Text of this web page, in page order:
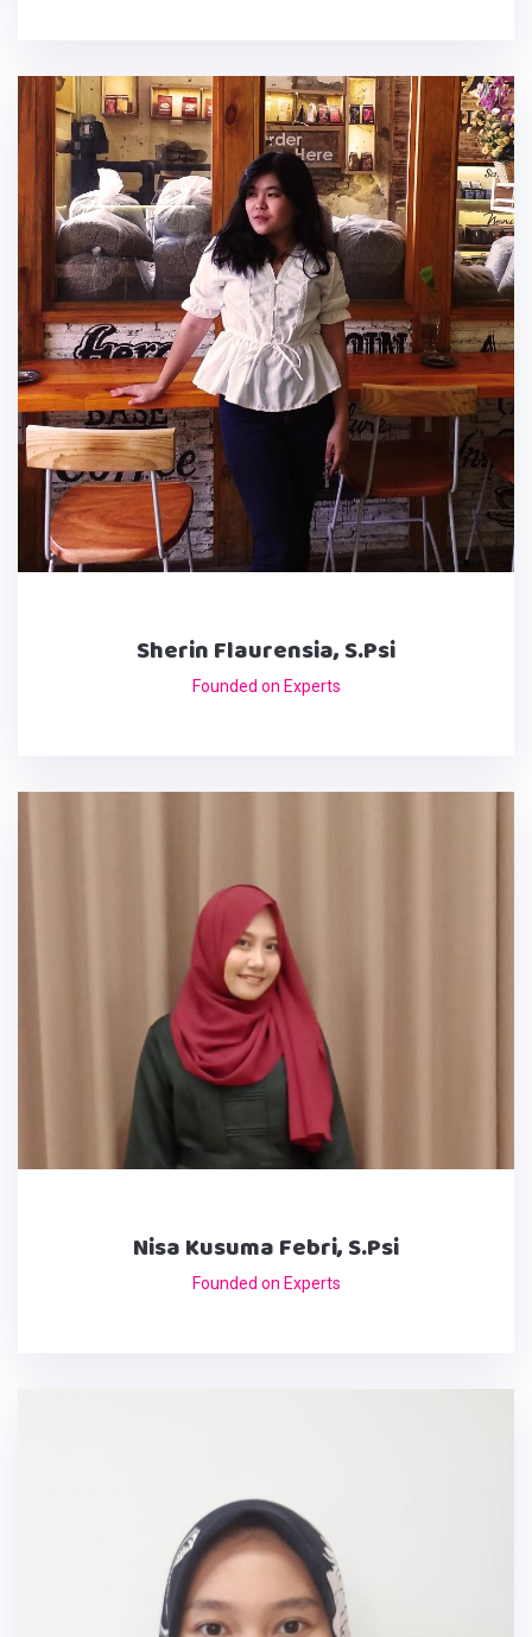
Sherin Flaurensia, S.Psi
Founded on Experts
Nisa Kusuma Febri, S.Psi
Founded on Experts